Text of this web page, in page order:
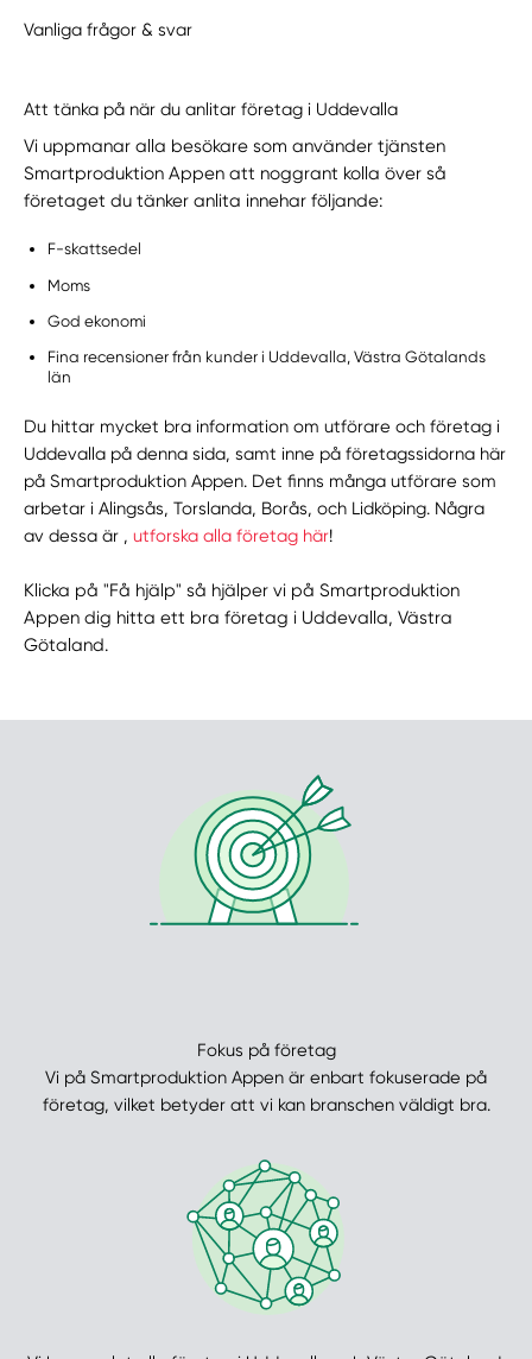
Vanliga frågor & svar
Att tänka på när du anlitar företag i Uddevalla
Vi uppmanar alla besökare som använder tjänsten
Smartproduktion Appen att noggrant kolla över så
företaget du tänker anlita innehar följande:
F-skattsedel
Moms
God ekonomi
Fina recensioner från kunder i Uddevalla, Västra Götalands
län
Du hittar mycket bra information om utförare och företag i
Uddevalla på denna sida, samt inne på företagssidorna här
på Smartproduktion Appen. Det finns många utförare som
arbetar i Alingsås, Torslanda, Borås, och Lidköping. Några
av dessa är ,utforska alla företag här!
Klicka på "Få hjälp" så hjälper vi på Smartproduktion
Appen dig hitta ett bra företag i Uddevalla, Västra
Götaland.
Fokus på företag
Vi på Smartproduktion Appen är enbart fokuserade på
företag, vilket betyder att vi kan branschen väldigt bra.